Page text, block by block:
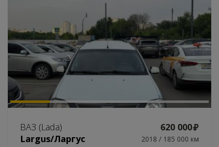
ВАЗ (Lada)
620 000
Largus/Ларгус
2018 / 185 000 км